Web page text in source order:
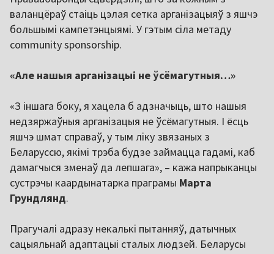
валанцёраў стаіць цэлая сетка арганізацыяў з яшчэ
большымі кампетэнцыямі. У гэтым сіла метаду
community sponsorship.
«Але нашыя арганізацыі не ўсёмагутныя…»
«З іншага боку, я хацела б адзначыць, што нашыя
недзяржаўныя арганізацыя не ўсёмагутныя. І ёсць
яшчэ шмат справаў, у тым ліку звязаных з
Беларуссю, якімі трэба будзе займацца гадамі, каб
дамагчыся зменаў да лепшага», – кажа напрыканцы
сустрэчы каардынатарка праграмы Марта
Грундлянд.
Прагучалі адразу некалькі пытанняў, датычных
сацыяльнай адаптацыі сталых людзей. Беларусы